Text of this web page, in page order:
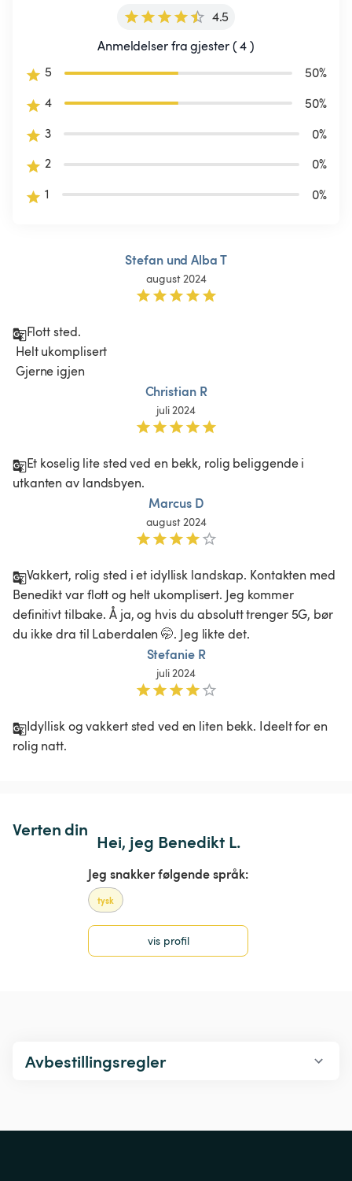
4.5
Anmeldelser fra gjester ( 4 )
5
50%
4
50%
3
0%
2
0%
1
0%
Stefan und Alba T
august 2024
Flott sted.
Gjerne igjen
Christian R
juli 2024
Et koselig lite sted ved en bekk, rolig beliggende i
utkanten av landsbyen.
Marcus D
august 2024
Vakkert, rolig sted i et idyllisk landskap. Kontakten med
Benedikt var flott og helt ukomplisert. Jeg kommer
definitivt tilbake. Å ja, og hvis du absolutt trenger 5G, bør
du ikke dra til Laberdalen 🤭. Jeg likte det.
Stefanie R
juli 2024
Idyllisk og vakkert sted ved en liten bekk. Ideelt for en
rolig natt.
Verten din
Hei, jeg Benedikt L.
Jeg snakker følgende språk:
tysk
vis profil
Avbestillingsregler